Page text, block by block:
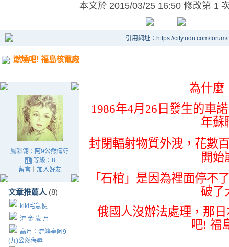
本文於 2015/03/25 16:50 修改第 1
引用網址：https://city.udn.com/
燃燒吧! 福島核電廠
鳳彩翎：阿9公然侮辱
等級：8
留言｜ 加入好友
文章推薦人 (8)
kiki宅急便
流 金 歲 月
高月：流觴亭阿9
(九)公然侮辱
為什麼
1986年4月26日發生的車
年蘇
封閉輻射物質外洩 ，花數
開始
「石棺」是因為裡面停不
破了
俄國人沒辦法處理 ，那
吧! 福